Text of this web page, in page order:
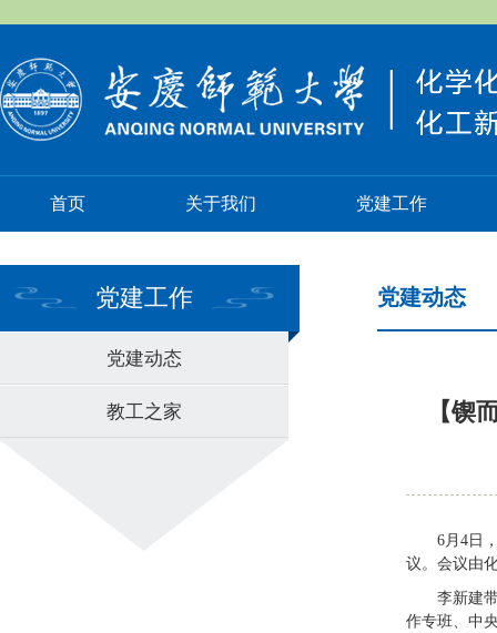
首页 关于我们 党建工作
党建工作
党建动态
教工之家
党建动态
【锲
6月4日
议。会议由
李新建
作专班、中